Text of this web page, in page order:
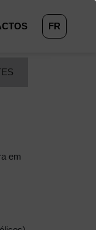
FR
em